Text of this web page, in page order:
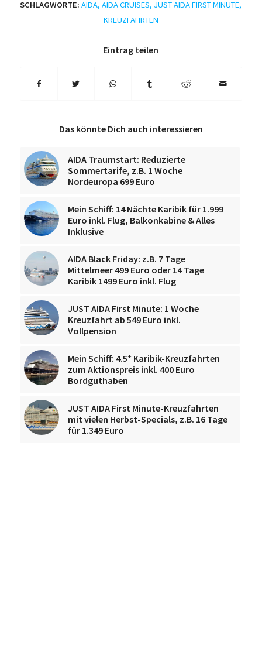
SCHLAGWORTE: AIDA,AIDA CRUISES, JUST AIDA FIRST MINUTE,
KREUZFAHRTEN
Eintrag teilen
Das könnte Dich auch interessieren
AIDA Traumstart: Reduzierte
Sommertarife, z.B. 1 Woche
Nordeuropa 699 Euro
Mein Schiff: 14 Nächte Karibik für 1.999
Euro inkl. Flug, Balkonkabine & Alles
Inklusive
AIDA Black Friday: z.B. 7 Tage
Mittelmeer 499 Euro oder 14 Tage
Karibik 1499 Euro inkl. Flug
JUST AIDA First Minute: 1 Woche
Kreuzfahrt ab 549 Euro inkl.
Vollpension
Mein Schiff: 4.5* Karibik-Kreuzfahrten
zum Aktionspreis inkl. 400 Euro
Bordguthaben
JUST AIDA First Minute-Kreuzfahrten
mit vielen Herbst-Specials, z.B. 16 Tage
für 1.349 Euro